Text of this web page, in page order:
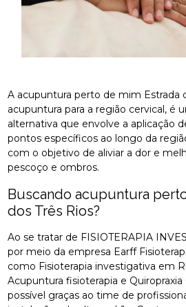
A acupuntura perto de mim Estrada
acupuntura para a região cervical, é
alternativa que envolve a aplicação
pontos específicos ao longo da
com o objetivo de aliviar a dor e
pescoço e ombros.
Buscando acupuntura
dos Três Rios?
Ao se tratar de FISIOTERAPIA
por meio da empresa Earff
como Fisioterapia investigativa em
Acupuntura fisioterapia e Quiropraxia
possível graças ao time de